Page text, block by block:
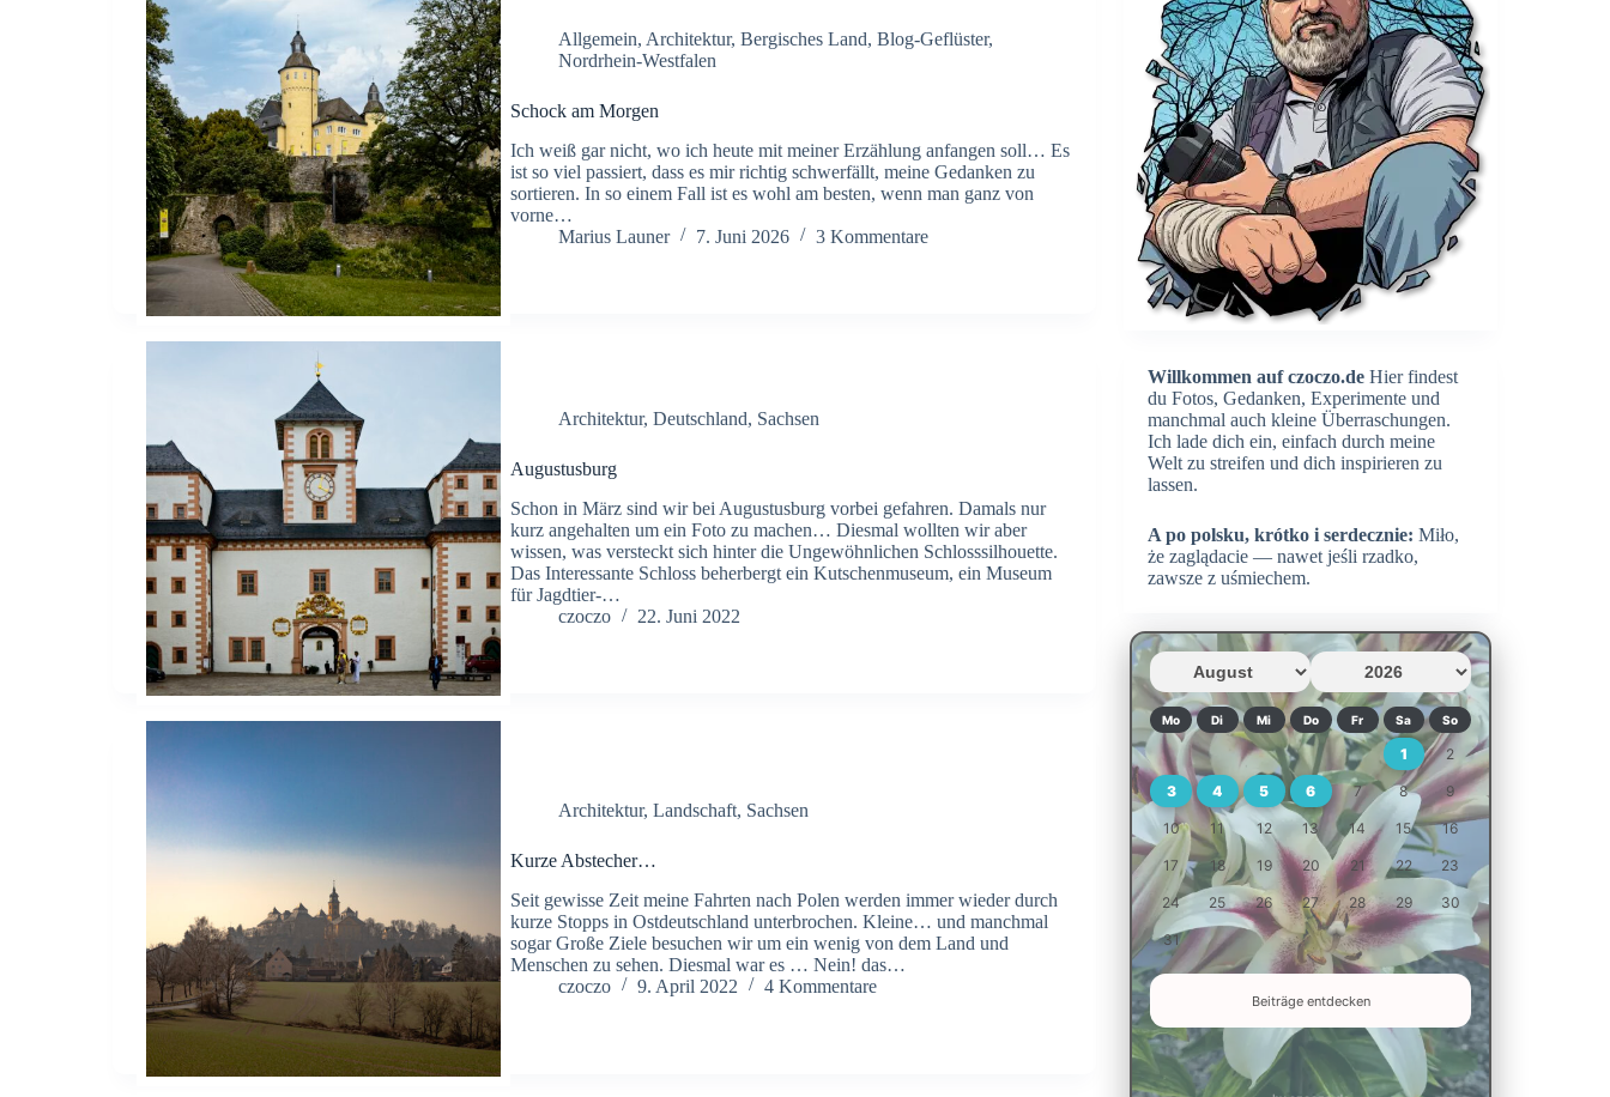
Allgemein, Architektur,Bergisches Land,Blog-Geflüster,
Nordrhein-Westfalen
Schock am Morgen
Ich weiß gar nicht, wo ich heute mit meiner Erzählung anfangen soll… Es
ist so viel passiert, dass es mir richtig schwerfällt, meine Gedanken zu
sortieren. In so einem Fall ist es wohl am besten, wenn man ganz von
vorne…
Marius Launer
7. Juni 2026 3 Kommentare
Architektur,Deutschland, Sachsen
Augustusburg
Schon in März sind wir bei Augustusburg vorbei gefahren. Damals nur
kurz angehalten um ein Foto zu machen… Diesmal wollten wir aber
wissen, was versteckt sich hinter die Ungewöhnlichen Schlosssilhouette.
Das Interessante Schloss beherbergt ein Kutschenmuseum, ein Museum
für Jagdtier-…
czoczo
22. Juni 2022
Architektur,Landschaft, Sachsen
Kurze Abstecher…
Seit gewisse Zeit meine Fahrten nach Polen werden immer wieder durch
kurze Stopps in Ostdeutschland unterbrochen. Kleine… und manchmal
sogar Große Ziele besuchen wir um ein wenig von dem Land und
Menschen zu sehen. Diesmal war es … Nein! das…
czoczo
9. April 2022 4 Kommentare
Willkommen auf czoczo.de Hier findest
du Fotos, Gedanken, Experimente und
manchmal auch kleine Überraschungen.
Ich lade dich ein, einfach durch meine
Welt zu streifen und dich inspirieren zu
lassen.
A po polsku, krótko i serdecznie: Miło,
że zaglądacie — nawet jeśli rzadko,
zawsze z uśmiechem.
Mo Di Mi Do Fr Sa So
1 2
3 4 5 6 7 8 9
10 11 12 13 14 15 16
17 18 19 20 21 22 23
24 25 26 27 28 29 30
31
Beiträge entdecken